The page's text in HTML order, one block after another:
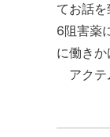
てお話
6阻害薬
に働き
アクテ